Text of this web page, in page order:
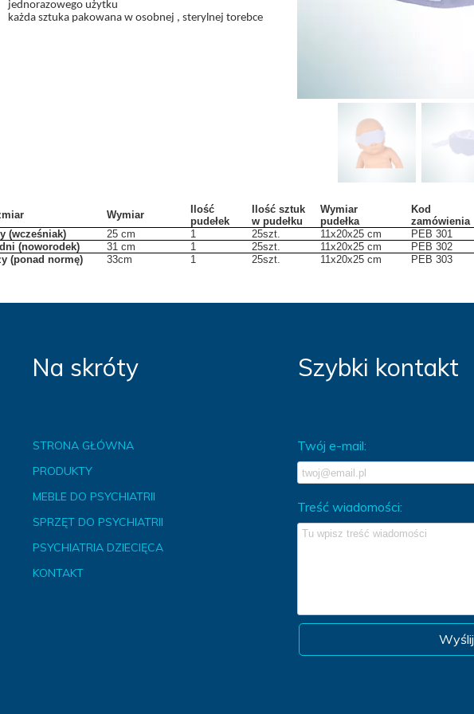
Wymiar
Ilość
pudełek
Ilość sztuk
w pudełku
Wymiar
pudełka
Kod
zamówienia
(wcześniak)
25 cm 1 25szt. 11x20x25 cm
PEB 301
(noworodek)
31 cm 1 25szt. 11x20x25 cm
PEB 302
(ponad normę)
33cm 1 25szt. 11x20x25 cm PEB 303
jednorazowego użytku
każda sztuka pakowana w osobnej , sterylnej torebce
PIŻAMA PSYCHIATRYCZNA
Twój e-mail:
Treść wiadomości:
Wyślij
Na skróty
STRONA GŁÓWNA
PRODUKTY
MEBLE DO PSYCHIATRII
SPRZĘT DO PSYCHIATRII
PSYCHIATRIA DZIECIĘCA
KONTAKT
Szybki kontakt